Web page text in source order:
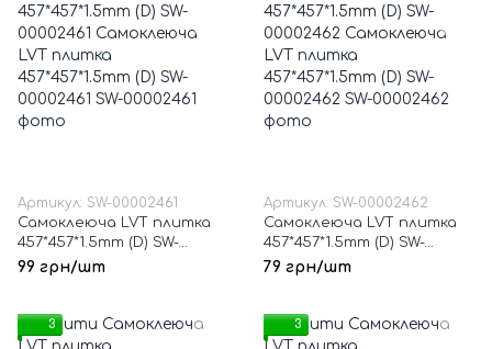
Артикул: SW-00002461
Самоклеюча LVT плитка
457*457*1.5mm (D) SW-
00002461
99 грн/шт
Артикул: SW-00002462
Самоклеюча LVT плитка
457*457*1.5mm (D) SW-
00002462
79 грн/шт
3 3